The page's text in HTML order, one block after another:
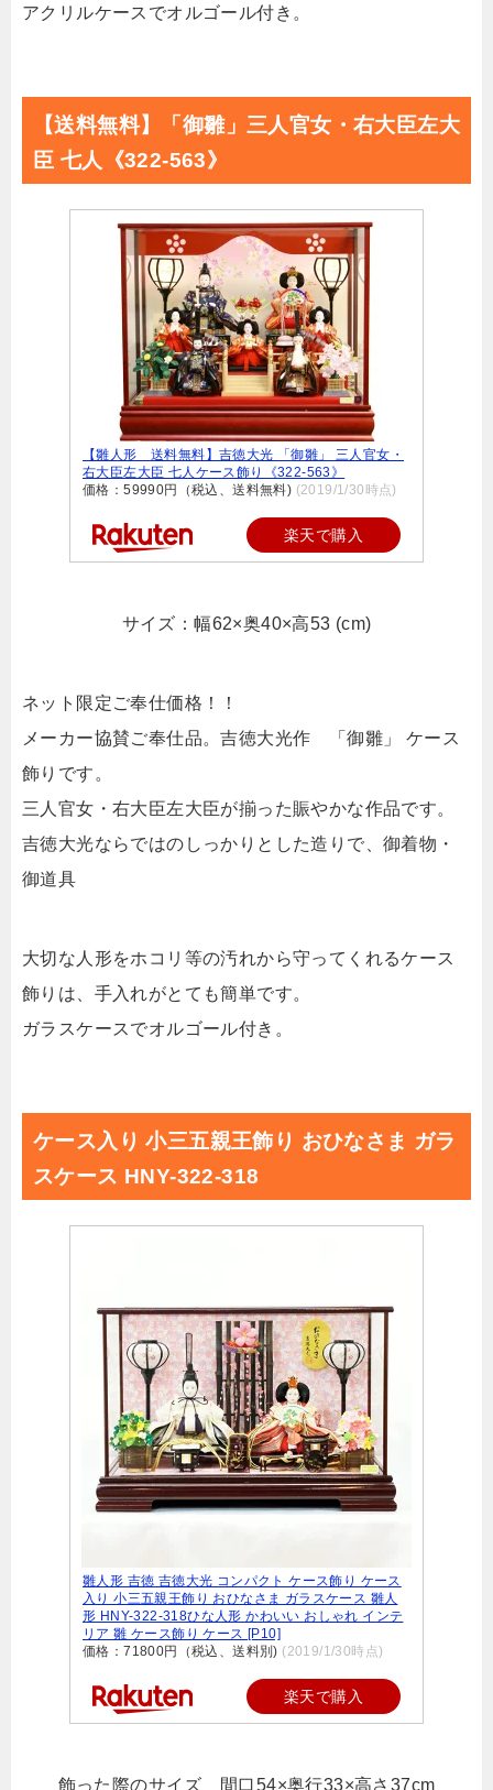
アクリルケースでオルゴール付き。
【送料無料】「御雛」三人官女・右大臣左大
臣 七人《322-563》
【雛人形 送料無料】吉徳大光 「御雛」 三人官女・
右大臣左大臣 七人ケース飾り《322-563》
価格：59990円（税込、送料無料) (2019/1/30時点)
楽天で購入
サイズ：幅62×奥40×高53 (cm)
ネット限定ご奉仕価格！！
メーカー協賛ご奉仕品。吉徳大光作 「御雛」 ケース
飾りです。
三人官女・右大臣左大臣が揃った賑やかな作品です。
吉徳大光ならではのしっかりとした造りで、御着物・
御道具
大切な人形をホコリ等の汚れから守ってくれるケース
飾りは、手入れがとても簡単です。
ガラスケースでオルゴール付き。
ケース入り 小三五親王飾り おひなさま ガラ
スケース HNY-322-318
雛人形 吉徳 吉徳大光 コンパクト ケース飾り ケース
入り 小三五親王飾り おひなさま ガラスケース 雛人
形 HNY-322-318ひな人形 かわいい おしゃれ インテ
リア 雛 ケース飾り ケース [P10]
価格：71800円（税込、送料別) (2019/1/30時点)
楽天で購入
飾った際のサイズ 間口54×奥行33×高さ37cm